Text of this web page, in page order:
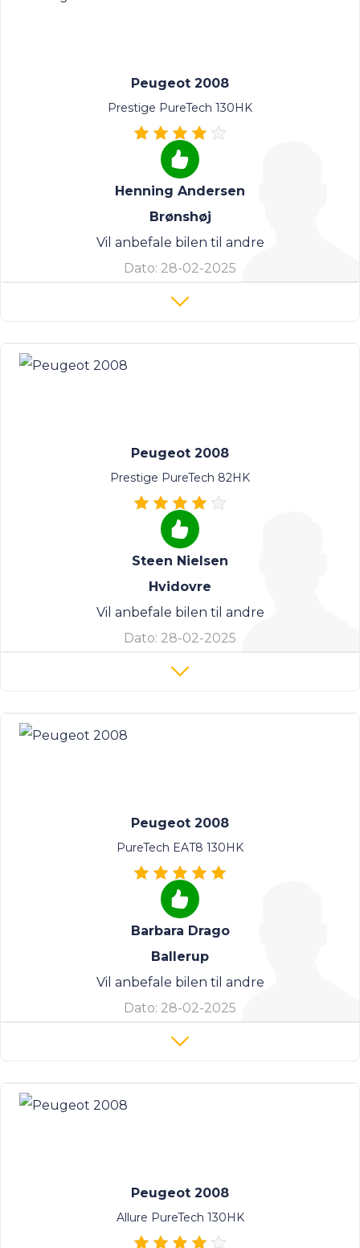
Peugeot 2008
Prestige PureTech 130HK
Henning Andersen
Brønshøj
Vil anbefale bilen til andre
Dato: 28-02-2025
Peugeot 2008
Prestige PureTech 82HK
Steen Nielsen
Hvidovre
Vil anbefale bilen til andre
Dato: 28-02-2025
Peugeot 2008
PureTech EAT8 130HK
Barbara Drago
Ballerup
Vil anbefale bilen til andre
Dato: 28-02-2025
Peugeot 2008
Allure PureTech 130HK